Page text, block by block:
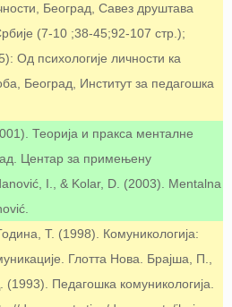
Београд, Савез друштава
(7-10 ;38-45;92-107 стр.);
Од психологије личности ка
Београд, Институт за педагошка
Теорија и пракса менталне
Центар за примењену
I., & Kolar, D. (2003). Mentalna
Т. (1998). Комуникологија:
Глотта Нова. Брајша, П.,
Педагошка комуникологија.